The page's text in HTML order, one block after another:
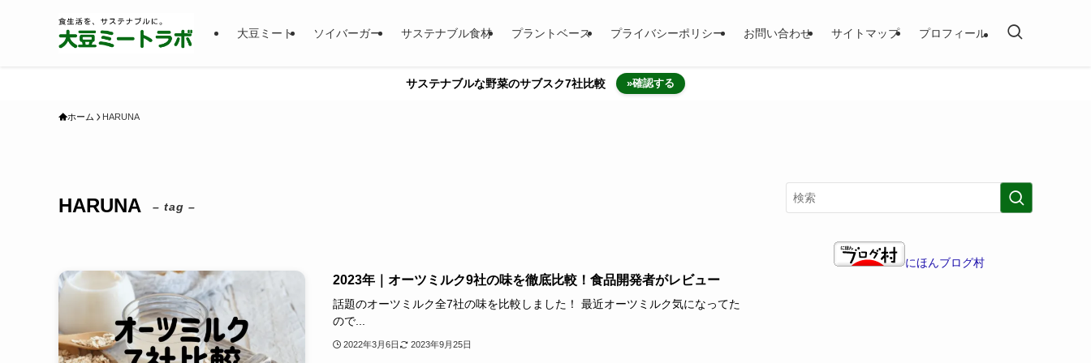
大豆ミート ソイバーガー サステナブル食材 プラントベース プライバシーポリシー お問い合わせ サイトマップ プロフィール
サステナブルな野菜のサブスク7社比較 »確認する
ホーム HARUNA
HARUNA – tag –
2023年｜オーツミルク9社の味を徹底比較！食品開発者がレビュー
話題のオーツミルク全7社の味を比較しました！ 最近オーツミルク気になってた
ので...
2022年3月6日 2023年9月25日
にほんブログ村